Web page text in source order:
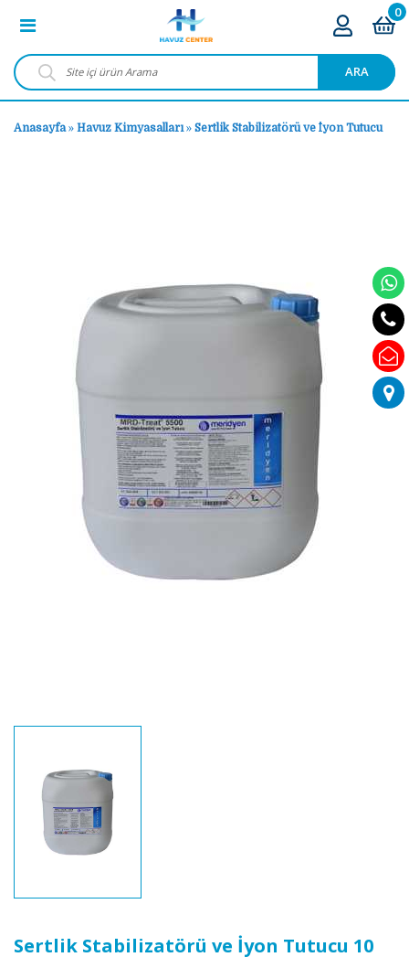
ARA
0
Anasayfa» Havuz Kimyasalları» Sertlik Stabilizatörü ve İyon Tutucu
Sertlik Stabilizatörü ve İyon Tutucu 10